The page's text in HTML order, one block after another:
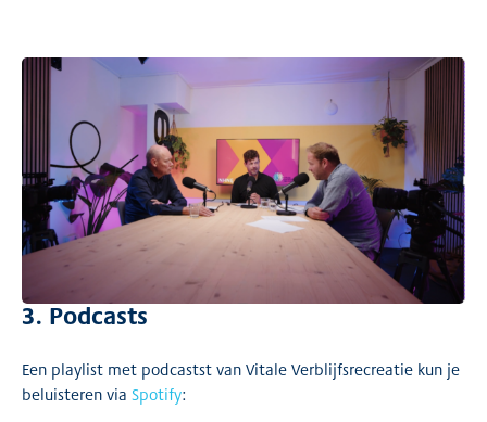
3. Podcasts
Een playlist met podcastst van Vitale Verblijfsrecreatie kun je
beluisteren via Spotify: